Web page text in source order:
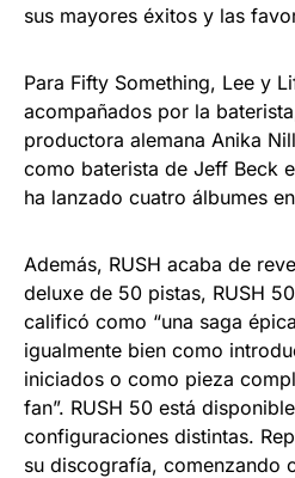
sus mayores éxitos y las
Para Fifty Something, Lee y
acompañados por la
productora alemana Anika
como baterista de Jeff Beck
ha lanzado cuatro álbumes
Además, RUSH acaba de
deluxe de 50 pistas, RUSH
calificó como “una saga
igualmente bien como
iniciados o como pieza
fan”. RUSH 50 está
configuraciones distintas.
su discografía, comenzando